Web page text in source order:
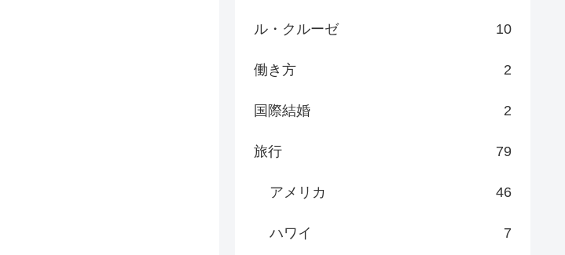
ル・クルーゼ 10
働き方 2
国際結婚 2
旅行 79
アメリカ 46
ハワイ 7